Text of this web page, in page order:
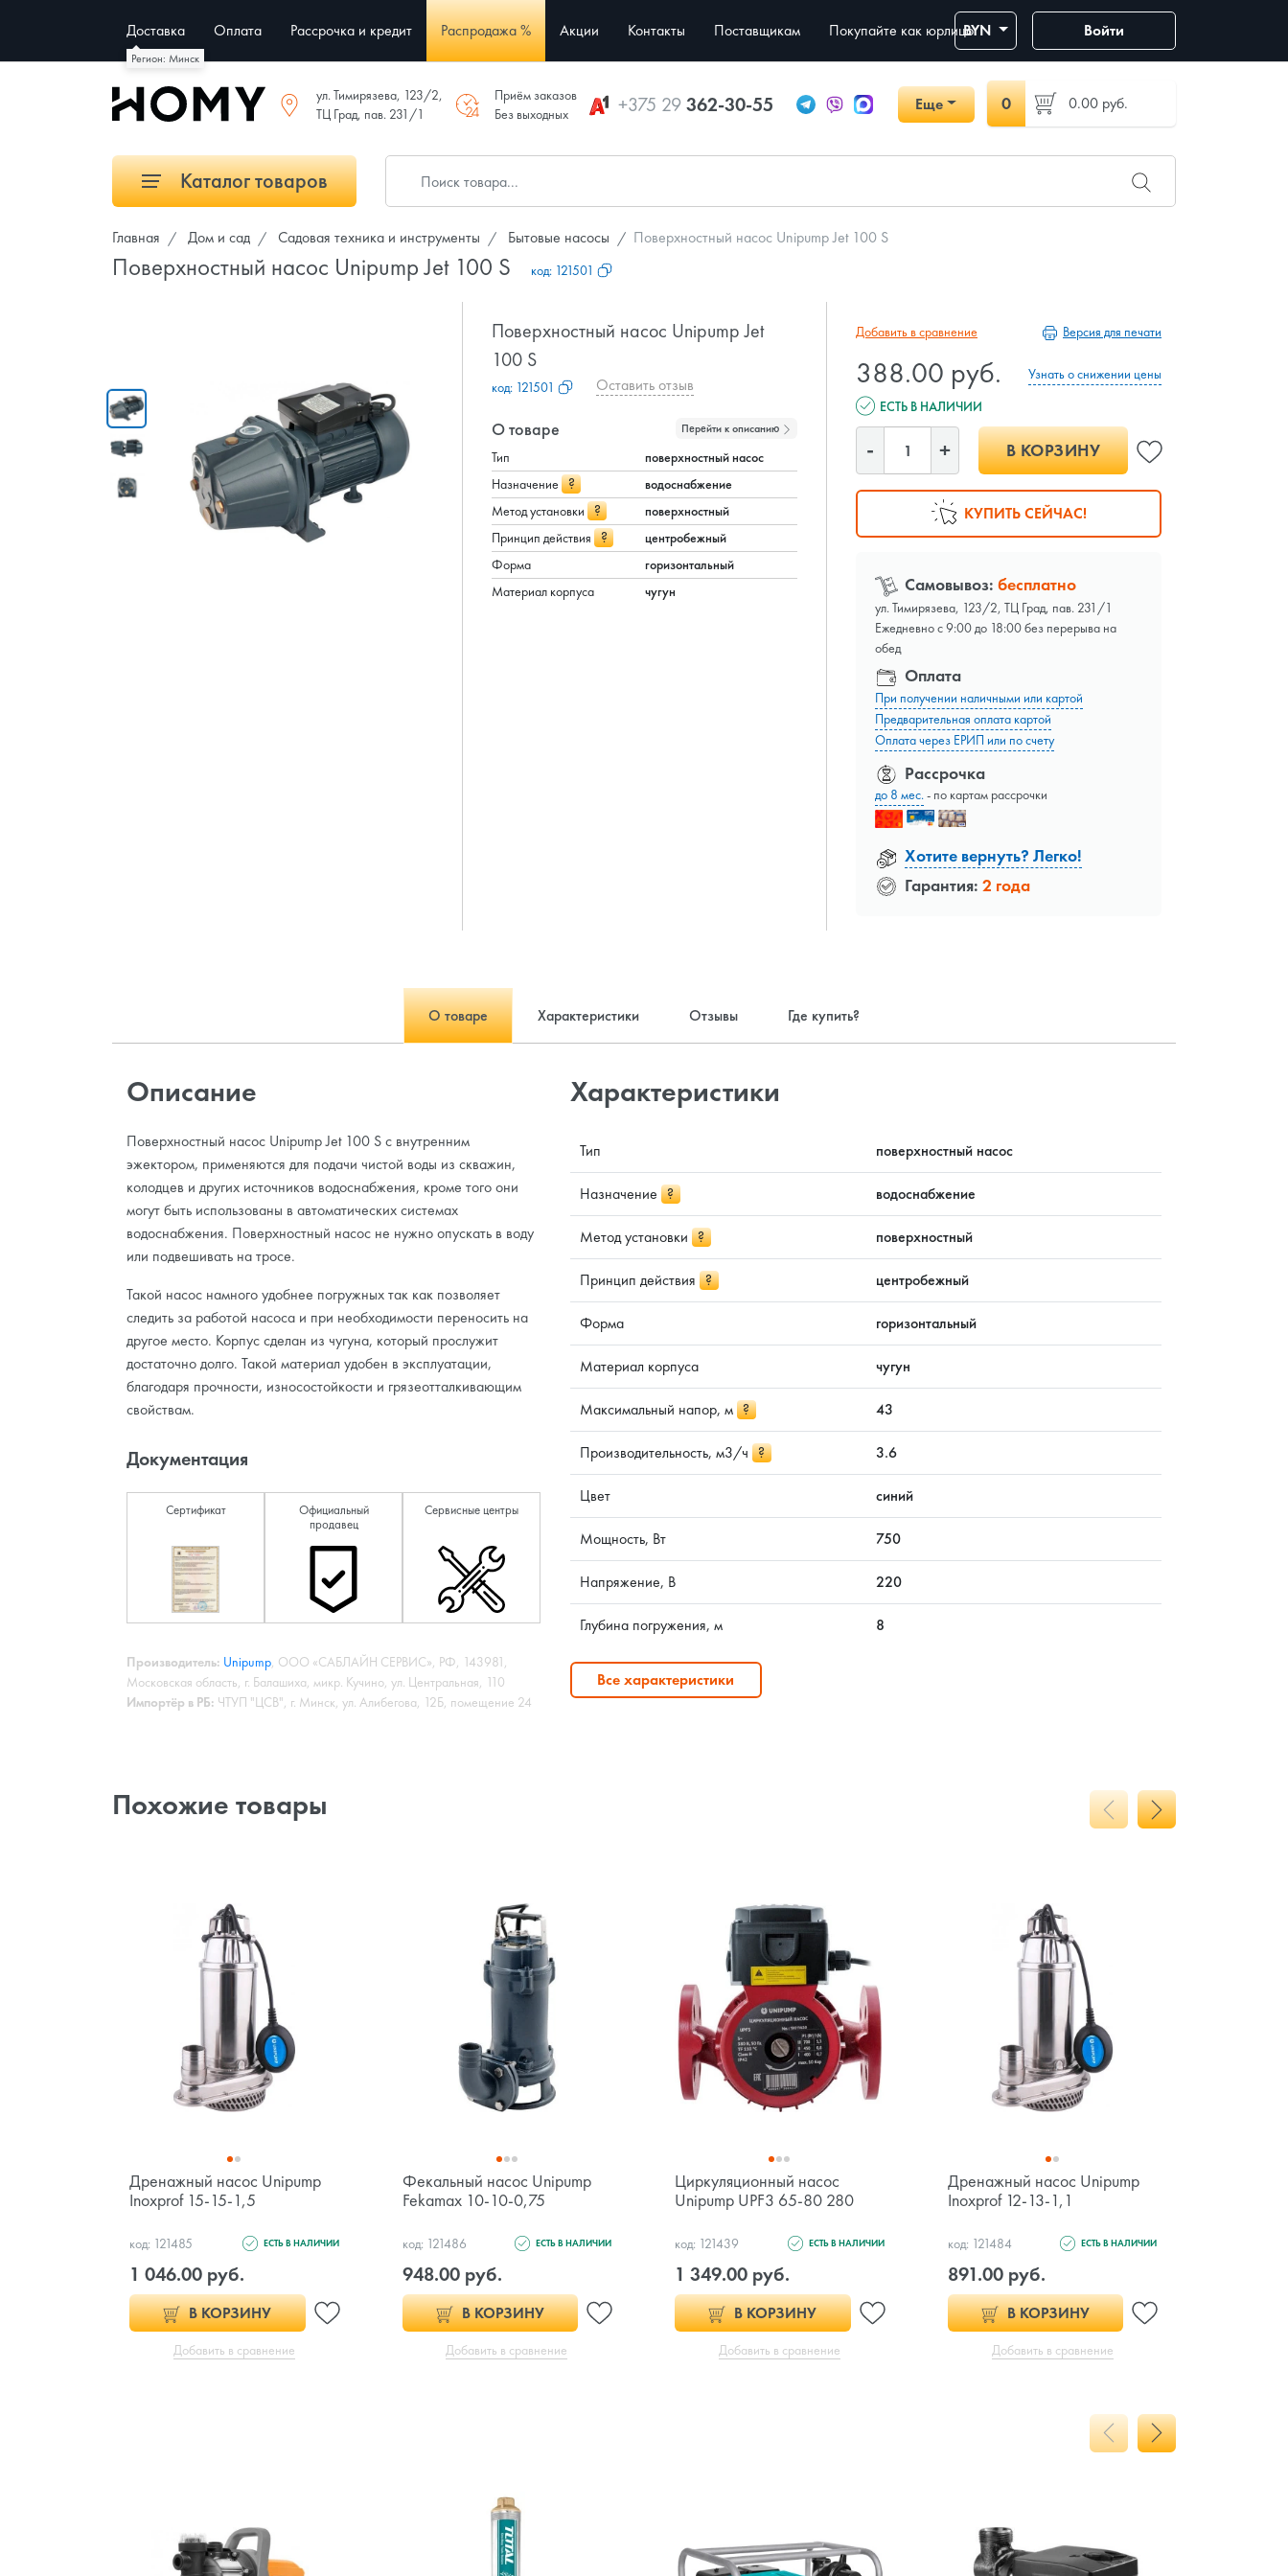
Регион: Минск
Доставка Оплата Рассрочка и кредит Распродажа % Акции Контакты Поставщикам Покупайте как юрлицоBYN Войти
ул. Тимирязева, 123/2,
ТЦ Град, пав. 231/1
Приём заказов
Без выходных
+375 29362-30-55 Еще 0 0.00 руб.
Каталог товаров
Главная Дом и сад Садовая техника и инструменты Бытовые насосы Поверхностный насос Unipump Jet 100 S
Поверхностный насос Unipump Jet 100 S код: 121501
Поверхностный насос Unipump Jet
100 S
код: 121501 Оставить отзыв
О товаре Перейти к описанию
Тип
поверхностный насос
Назначение ?
водоснабжение
Метод установки ?
поверхностный
Принцип действия ?
центробежный
Форма
горизонтальный
Материал корпуса
чугун
Добавить в сравнение Версия для печати
388.00 руб.
Узнать о снижении цены
ЕСТЬ В НАЛИЧИИ
В КОРЗИНУ
КУПИТЬ СЕЙЧАС!
Самовывоз: бесплатно
ул. Тимирязева, 123/2, ТЦ Град, пав. 231/1
Ежедневно с 9:00 до 18:00 без перерыва на
обед
Оплата
При получении наличными или картой
Предварительная оплата картой
Оплата через ЕРИП или по счету
Рассрочка
до 8 мес.- по картам рассрочки
Хотите вернуть? Легко!
Гарантия: 2 года
О товаре Характеристики Отзывы Где купить?
Описание
Поверхностный насос Unipump Jet 100 S c внутренним
эжектором, применяются для подачи чистой воды из скважин,
колодцев и других источников водоснабжения, кроме того они
могут быть использованы в автоматических системах
водоснабжения. Поверхностный насос не нужно опускать в воду
или подвешивать на тросе.
Такой насос намного удобнее погружных так как позволяет
следить за работой насоса и при необходимости переносить на
другое место. Корпус сделан из чугуна, который прослужит
достаточно долго. Такой материал удобен в эксплуатации,
благодаря прочности, износостойкости и грязеотталкивающим
свойствам.
Документация
Сертификат
Официальный
продавец
Сервисные центры
Производитель: Unipump, ООО «САБЛАЙН СЕРВИС», РФ, 143981,
Московская область, г. Балашиха, микр. Кучино, ул. Центральная, 110
Импортёр в РБ: ЧТУП "ЦСВ", г. Минск, ул. Алибегова, 12Б, помещение 24
Характеристики
Тип поверхностный насос
Назначение ? водоснабжение
Метод установки ? поверхностный
Принцип действия ? центробежный
Форма горизонтальный
Материал корпуса чугун
Максимальный напор, м ? 43
Производительность, м3/ч ? 3.6
Цвет синий
Мощность, Вт 750
Напряжение, В 220
Глубина погружения, м 8
Все характеристики
Похожие товары
Дренажный насос Unipump
Inoxprof 15-15-1,5
код: 121485 ЕСТЬ В НАЛИЧИИ
1 046.00 руб.
В КОРЗИНУ
Добавить в сравнение
Фекальный насос Unipump
Fekamax 10-10-0,75
код: 121486 ЕСТЬ В НАЛИЧИИ
948.00 руб.
В КОРЗИНУ
Добавить в сравнение
Циркуляционный насос
Unipump UPF3 65-80 280
код: 121439 ЕСТЬ В НАЛИЧИИ
1 349.00 руб.
В КОРЗИНУ
Добавить в сравнение
Дренажный насос Unipump
Inoxprof 12-13-1,1
код: 121484 ЕСТЬ В НАЛИЧИИ
891.00 руб.
В КОРЗИНУ
Добавить в сравнение